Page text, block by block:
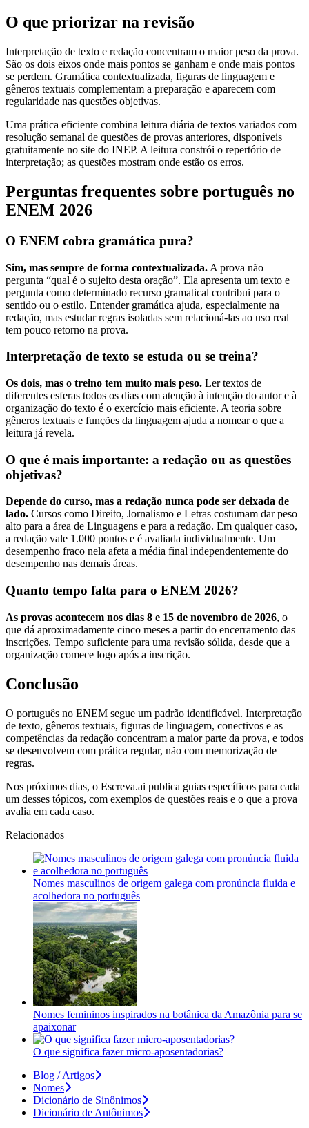
O que priorizar na revisão
Interpretação de texto e redação concentram o maior peso da prova.
São os dois eixos onde mais pontos se ganham e onde mais pontos
se perdem. Gramática contextualizada, figuras de linguagem e
gêneros textuais complementam a preparação e aparecem com
regularidade nas questões objetivas.
Uma prática eficiente combina leitura diária de textos variados com
resolução semanal de questões de provas anteriores, disponíveis
gratuitamente no site do INEP. A leitura constrói o repertório de
interpretação; as questões mostram onde estão os erros.
Perguntas frequentes sobre português no
ENEM 2026
O ENEM cobra gramática pura?
Sim, mas sempre de forma contextualizada. A prova não
pergunta “qual é o sujeito desta oração”. Ela apresenta um texto e
pergunta como determinado recurso gramatical contribui para o
sentido ou o estilo. Entender gramática ajuda, especialmente na
redação, mas estudar regras isoladas sem relacioná-las ao uso real
tem pouco retorno na prova.
Interpretação de texto se estuda ou se treina?
Os dois, mas o treino tem muito mais peso. Ler textos de
diferentes esferas todos os dias com atenção à intenção do autor e à
organização do texto é o exercício mais eficiente. A teoria sobre
gêneros textuais e funções da linguagem ajuda a nomear o que a
leitura já revela.
O que é mais importante: a redação ou as questões
objetivas?
Depende do curso, mas a redação nunca pode ser deixada de
lado. Cursos como Direito, Jornalismo e Letras costumam dar peso
alto para a área de Linguagens e para a redação. Em qualquer caso,
a redação vale 1.000 pontos e é avaliada individualmente. Um
desempenho fraco nela afeta a média final independentemente do
desempenho nas demais áreas.
Quanto tempo falta para o ENEM 2026?
As provas acontecem nos dias 8 e 15 de novembro de 2026, o
que dá aproximadamente cinco meses a partir do encerramento das
inscrições. Tempo suficiente para uma revisão sólida, desde que a
organização comece logo após a inscrição.
Conclusão
O português no ENEM segue um padrão identificável. Interpretação
de texto, gêneros textuais, figuras de linguagem, conectivos e as
competências da redação concentram a maior parte da prova, e todos
se desenvolvem com prática regular, não com memorização de
regras.
Nos próximos dias, o Escreva.ai publica guias específicos para cada
um desses tópicos, com exemplos de questões reais e o que a prova
avalia em cada caso.
Relacionados
Nomes masculinos de origem galega com pronúncia fluida e
acolhedora no português
Nomes femininos inspirados na botânica da Amazônia para se
apaixonar
O que significa fazer micro-aposentadorias?
Blog / Artigos
Nomes
Dicionário de Sinônimos
Dicionário de Antônimos